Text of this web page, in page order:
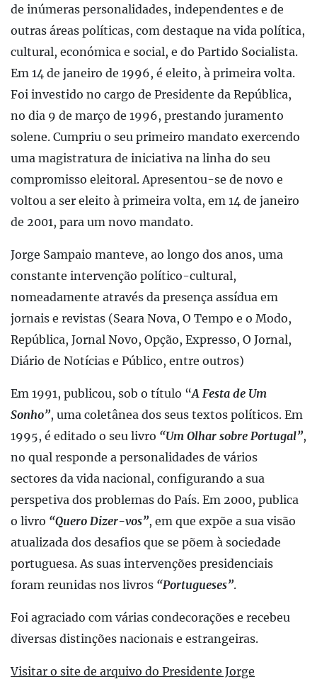
de inúmeras personalidades, independentes e de
outras áreas políticas, com destaque na vida política,
cultural, económica e social, e do Partido Socialista.
Em 14 de janeiro de 1996, é eleito, à primeira volta.
Foi investido no cargo de Presidente da República,
no dia 9 de março de 1996, prestando juramento
solene. Cumpriu o seu primeiro mandato exercendo
uma magistratura de iniciativa na linha do seu
compromisso eleitoral. Apresentou-se de novo e
voltou a ser eleito à primeira volta, em 14 de janeiro
de 2001, para um novo mandato.
Jorge Sampaio manteve, ao longo dos anos, uma
constante intervenção político-cultural,
nomeadamente através da presença assídua em
jornais e revistas (Seara Nova, O Tempo e o Modo,
República, Jornal Novo, Opção, Expresso, O Jornal,
Diário de Notícias e Público, entre outros)
Em 1991, publicou, sob o título “A Festa de Um
Sonho”, uma coletânea dos seus textos políticos. Em
1995, é editado o seu livro “Um Olhar sobre Portugal”,
no qual responde a personalidades de vários
sectores da vida nacional, configurando a sua
perspetiva dos problemas do País. Em 2000, publica
o livro “Quero Dizer-vos”, em que expõe a sua visão
atualizada dos desafios que se põem à sociedade
portuguesa. As suas intervenções presidenciais
foram reunidas nos livros “Portugueses”.
Foi agraciado com várias condecorações e recebeu
diversas distinções nacionais e estrangeiras.
Visitar o site de arquivo do Presidente Jorge